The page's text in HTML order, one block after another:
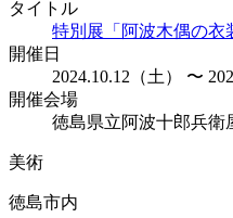
タイトル
特別展「阿波木偶の衣
開催日
2024.10.12（土） 〜
開催会場
徳島県立阿波十郎兵衛
美術
徳島市内